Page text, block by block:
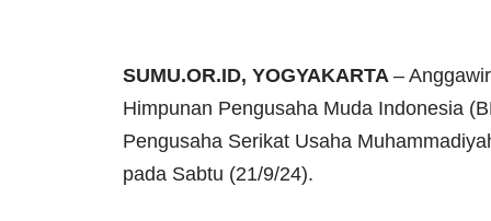
SUMU.OR.ID, YOGYAKARTA –
Himpunan Pengusaha Muda Indonesia
Pengusaha Serikat Usaha
pada Sabtu (21/9/24).